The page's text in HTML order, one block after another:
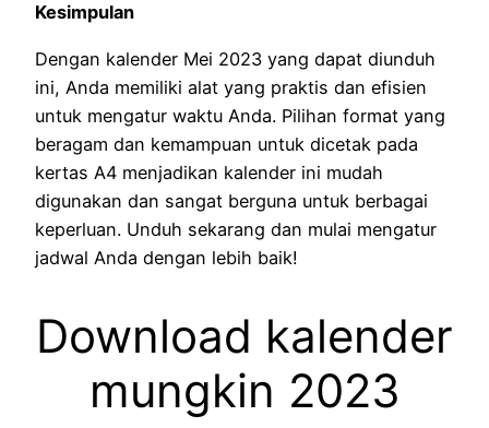
Kesimpulan
Dengan kalender Mei 2023 yang dapat diunduh
ini, Anda memiliki alat yang praktis dan efisien
untuk mengatur waktu Anda. Pilihan format yang
beragam dan kemampuan untuk dicetak pada
kertas A4 menjadikan kalender ini mudah
digunakan dan sangat berguna untuk berbagai
keperluan. Unduh sekarang dan mulai mengatur
jadwal Anda dengan lebih baik!
Download kalender
mungkin 2023